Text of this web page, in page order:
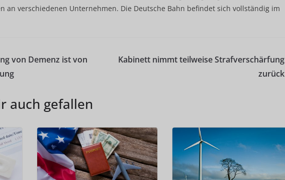
an verschiedenen Unternehmen. Die Deutsche Bahn befindet sich vollständig im
von Demenz ist von
Kabinett nimmt teilweise Strafverschärfung
zurück
auch gefallen